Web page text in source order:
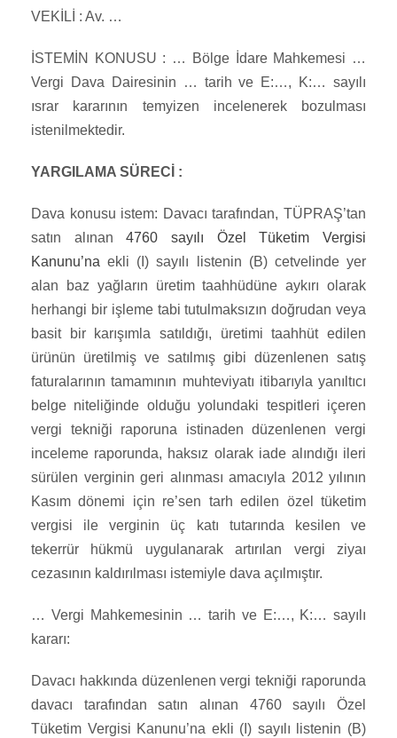
VEKİLİ : Av. …
İSTEMİN KONUSU : … Bölge İdare Mahkemesi …
Vergi Dava Dairesinin … tarih ve E:…, K:… sayılı
ısrar kararının temyizen incelenerek bozulması
istenilmektedir.
YARGILAMA SÜRECİ :
Dava konusu istem: Davacı tarafından, TÜPRAŞ’tan
satın alınan4760 sayılı Özel Tüketim Vergisi
Kanunu’na ekli (I) sayılı listenin (B) cetvelinde yer
alan baz yağların üretim taahhüdüne aykırı olarak
herhangi bir işleme tabi tutulmaksızın doğrudan veya
basit bir karışımla satıldığı, üretimi taahhüt edilen
ürünün üretilmiş ve satılmış gibi düzenlenen satış
faturalarının tamamının muhteviyatı itibarıyla yanıltıcı
belge niteliğinde olduğu yolundaki tespitleri içeren
vergi tekniği raporuna istinaden düzenlenen vergi
inceleme raporunda, haksız olarak iade alındığı ileri
sürülen verginin geri alınması amacıyla 2012 yılının
Kasım dönemi için re’sen tarh edilen özel tüketim
vergisi ile verginin üç katı tutarında kesilen ve
tekerrür hükmü uygulanarak artırılan vergi ziyaı
cezasının kaldırılması istemiyle dava açılmıştır.
… Vergi Mahkemesinin … tarih ve E:…, K:… sayılı
kararı:
Davacı hakkında düzenlenen vergi tekniği raporunda
davacı tarafından satın alınan 4760 sayılı Özel
Tüketim Vergisi Kanunu’na ekli (I) sayılı listenin (B)